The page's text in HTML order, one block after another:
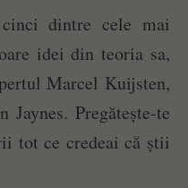
dintre cele mai
idei din teoria sa,
Marcel Kuijsten,
Pregătește-te
tot ce credeai că știi